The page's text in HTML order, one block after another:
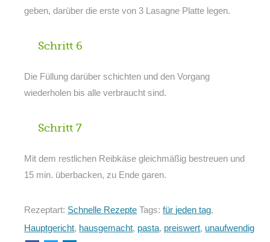
geben, darüber die erste von 3 Lasagne Platte legen.
Schritt 6
Die Füllung darüber schichten und den Vorgang
wiederholen bis alle verbraucht sind.
Schritt 7
Mit dem restlichen Reibkäse gleichmäßig bestreuen und
15 min. überbacken, zu Ende garen.
Rezeptart: Schnelle Rezepte Tags:für jeden tag,
Hauptgericht, hausgemacht, pasta, preiswert, unaufwendig